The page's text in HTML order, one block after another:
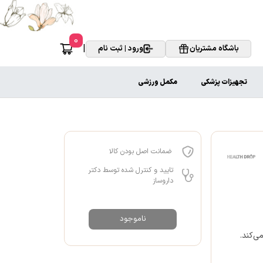
باشگاه مشتریان ورود | ثبت نام |
0
تجهیزات پزشکی مکمل ورزشی
ضمانت اصل بودن کالا
تایید و کنترل شده توسط دکتر
داروساز
ناموجود